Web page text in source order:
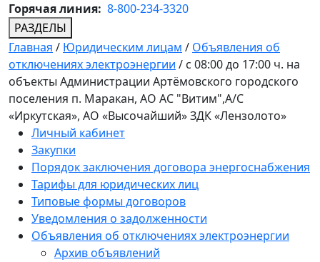
Горячая линия: 8-800-234-3320
РАЗДЕЛЫ
Главная / Юридическим лицам / Объявления об
отключениях электроэнергии / с 08:00 до 17:00 ч. на
объекты Администрации Артёмовского городского
поселения п. Маракан, АО АС "Витим",А/С
«Иркутская», АО «Высочайший» ЗДК «Лензолото»
Личный кабинет
Закупки
Порядок заключения договора энергоснабжения
Тарифы для юридических лиц
Типовые формы договоров
Уведомления о задолженности
Объявления об отключениях электроэнергии
Архив объявлений